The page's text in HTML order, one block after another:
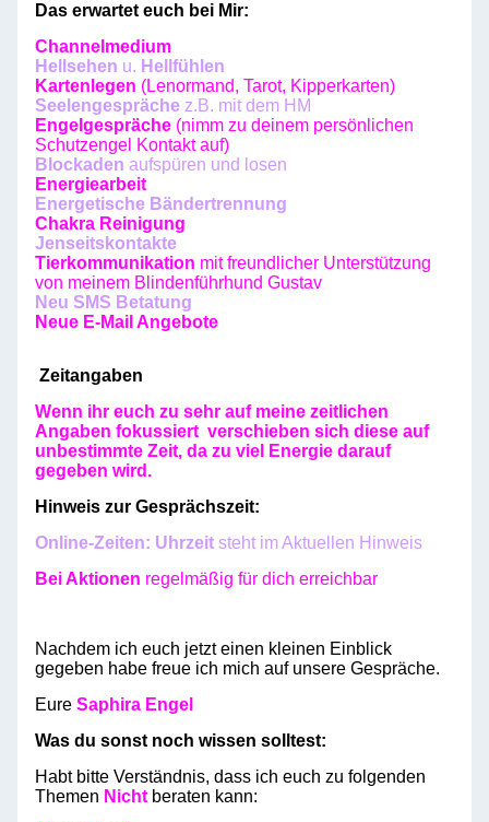
Das erwartet euch bei Mir:
Channelmedium
Hellsehen u. Hellfühlen
Kartenlegen (Lenormand, Tarot, Kipperkarten)
Seelengespräche z.B. mit dem HM
Engelgespräche (nimm zu deinem persönlichen
Schutzengel Kontakt auf)
Blockaden aufspüren und losen
Energiearbeit
Energetische Bändertrennung
Chakra Reinigung
Jenseitskontakte
Tierkommunikation mit freundlicher Unterstützung
von meinem Blindenführhund Gustav
Neu SMS Betatung
Neue E-Mail Angebote
Zeitangaben
Wenn ihr euch zu sehr auf meine zeitlichen
Angaben fokussiert verschieben sich diese auf
unbestimmte Zeit, da zu viel Energie darauf
gegeben wird.
Hinweis zur Gesprächszeit:
Online-Zeiten: Uhrzeit steht im Aktuellen Hinweis
Bei Aktionen regelmäßig für dich erreichbar
Nachdem ich euch jetzt einen kleinen Einblick
gegeben habe freue ich mich auf unsere Gespräche.
Eure Saphira Engel
Was du sonst noch wissen solltest:
Habt bitte Verständnis, dass ich euch zu folgenden
Themen Nicht beraten kann: